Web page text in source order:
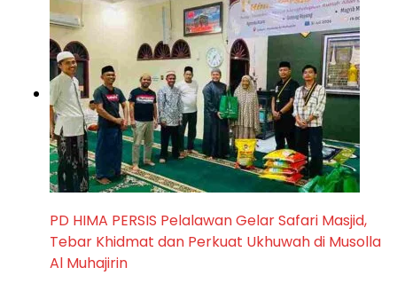
PD HIMA PERSIS Pelalawan Gelar Safari Masjid,
Tebar Khidmat dan Perkuat Ukhuwah di Musolla
Al Muhajirin